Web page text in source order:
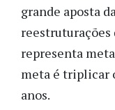
grande aposta
reestruturações
representa
meta é triplicar
anos.